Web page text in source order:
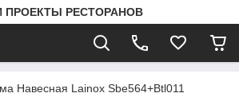
ПРОЕКТЫ РЕСТОРАНОВ
Навесная Lainox Sbe564+Btl011